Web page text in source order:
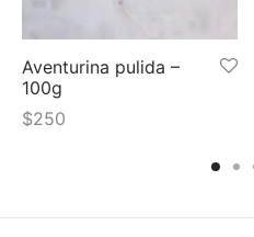
Aventurina pulida –
100g
$250